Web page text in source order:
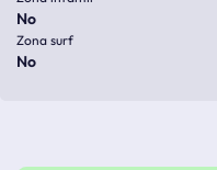
No
Zona surf
No